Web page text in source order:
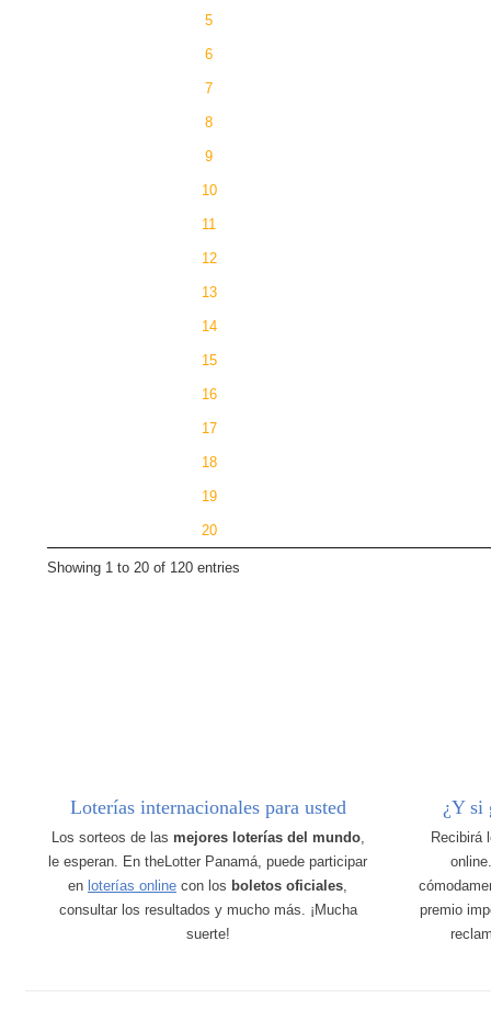
5
6
7
8
9
10
11
12
13
14
15
16
17
18
19
20
Showing 1 to 20 of 120 entries
Loterías internacionales para usted
Los sorteos de las mejores loterías del mundo,
le esperan. En theLotter Panamá, puede participar
en loterías online con los boletos oficiales,
consultar los resultados y mucho más. ¡Mucha
suerte!
¿Y si
Recibirá
premio